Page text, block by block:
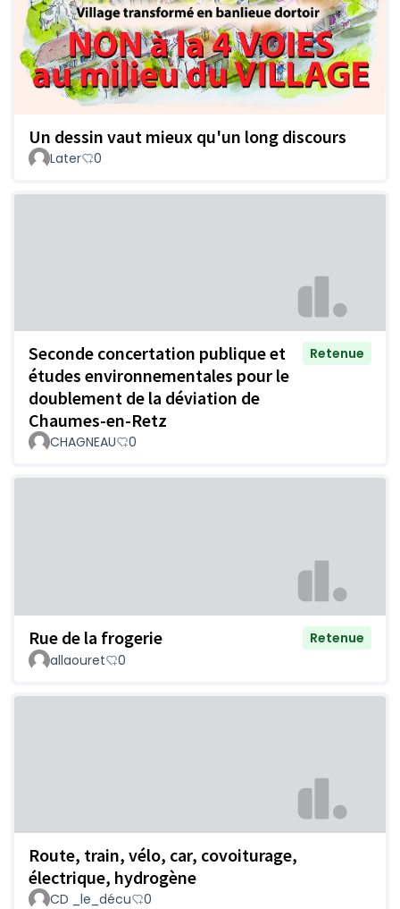
Un dessin vaut mieux qu'un long discours
Later 0
Seconde concertation publique et
études environnementales pour le
doublement de la déviation de
Chaumes-en-Retz
Retenue
CHAGNEAU 0
Rue de la frogerie
Retenue
allaouret
0
Route, train, vélo, car, covoiturage,
électrique, hydrogène
CD _le_décu 0